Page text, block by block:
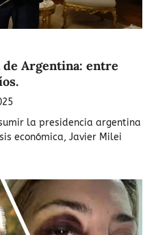
Argentina: entre
la presidencia argentina
económica, Javier Milei